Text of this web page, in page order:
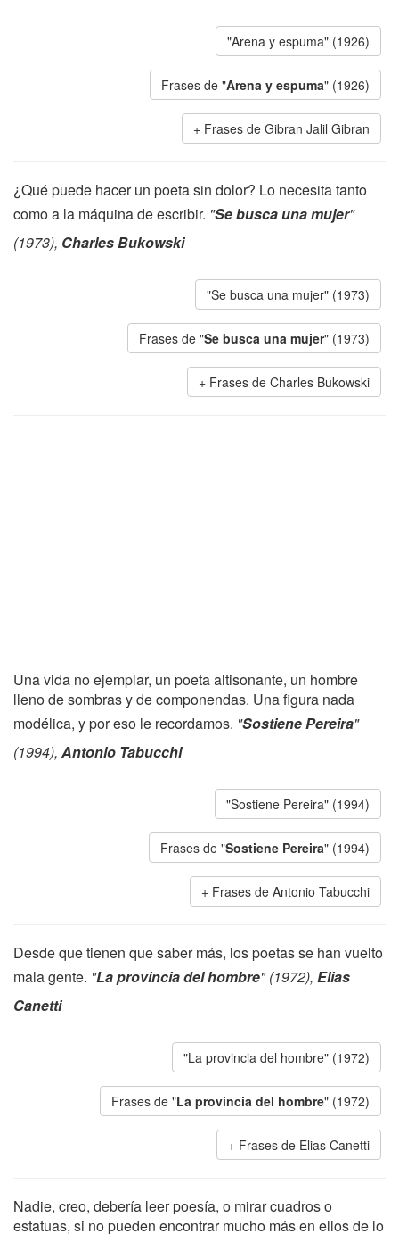
"Arena y espuma" (1926)
Frases de "Arena y espuma" (1926)
Frases de Gibran Jalil Gibran
¿Qué puede hacer un poeta sin dolor? Lo necesita tanto
como a la máquina de escribir. "Se busca una mujer"
(1973), Charles Bukowski
"Se busca una mujer" (1973)
Frases de "Se busca una mujer" (1973)
Frases de Charles Bukowski
Una vida no ejemplar, un poeta altisonante, un hombre
lleno de sombras y de componendas. Una figura nada
modélica, y por eso le recordamos. "Sostiene Pereira"
(1994), Antonio Tabucchi
"Sostiene Pereira" (1994)
Frases de "Sostiene Pereira" (1994)
Frases de Antonio Tabucchi
Desde que tienen que saber más, los poetas se han vuelto
mala gente. "La provincia del hombre" (1972), Elias
Canetti
"La provincia del hombre" (1972)
Frases de "La provincia del hombre" (1972)
Frases de Elias Canetti
Nadie, creo, debería leer poesía, o mirar cuadros o
estatuas, si no pueden encontrar mucho más en ellos de lo